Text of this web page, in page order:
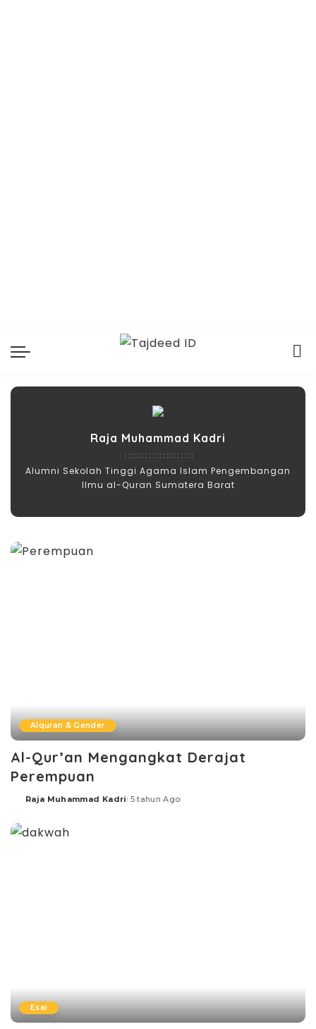
Raja Muhammad Kadri
Alumni Sekolah Tinggi Agama Islam Pengembangan
Ilmu al-Quran Sumatera Barat
Alquran & Gender
Al-Qur’an Mengangkat Derajat
Perempuan
Posted
Raja Muhammad Kadri 5 tahun Ago
Esai